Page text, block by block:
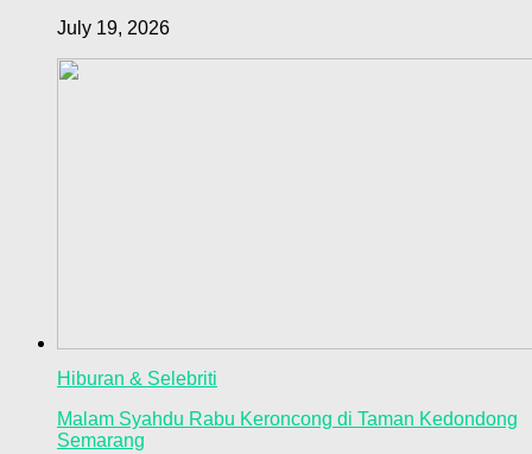
July 19, 2026
Hiburan & Selebriti
Malam Syahdu Rabu Keroncong di Taman Kedondong
Semarang